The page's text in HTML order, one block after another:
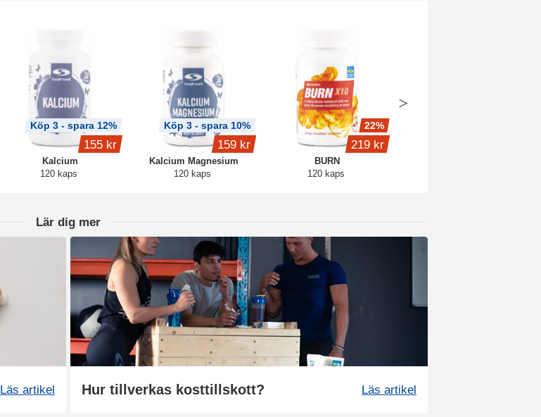
Kalcium
120 kaps
Köp 3 - spara 12%
155 kr
Kalcium Magnesium
120 kaps
Köp 3 - spara 10%
159 kr
BURN
120 kaps
22%
219 kr
Lär dig mer
Läs artikel Hur tillverkas kosttillskott? Läs artikel